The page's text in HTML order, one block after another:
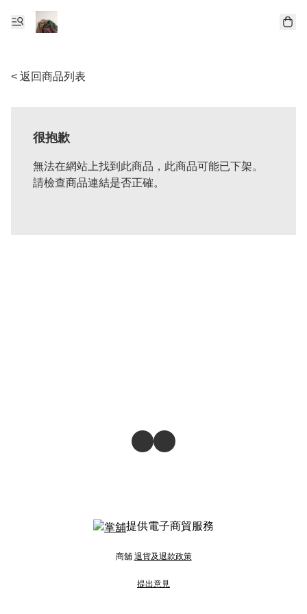
< 返回商品列表
很抱歉
無法在網站上找到此商品，此商品可能已下架。
請檢查商品連結是否正確。
提供電子商貿服務
商舖 退貨及退款政策
提出意見